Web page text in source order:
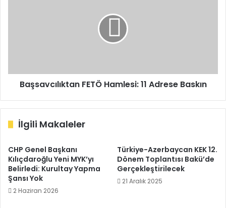
Başsavcılıktan FETÖ Hamlesi: 11 Adrese Baskın
İlgili Makaleler
CHP Genel Başkanı
Kılıçdaroğlu Yeni MYK’yı
Belirledi: Kurultay Yapma
Şansı Yok
2 Haziran 2026
Türkiye-Azerbaycan KEK 12.
Dönem Toplantısı Bakü’de
Gerçekleştirilecek
21 Aralık 2025